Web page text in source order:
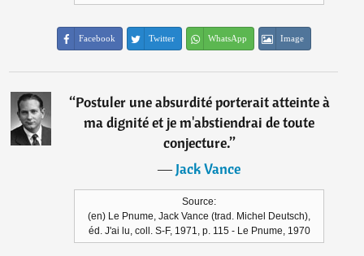
Facebook Twitter WhatsApp Image
“Postuler une absurdité porterait atteinte à
ma dignité et je m'abstiendrai de toute
conjecture.”
―Jack Vance
Source:
(en) Le Pnume, Jack Vance (trad. Michel Deutsch),
éd. J'ai lu, coll. S-F, 1971, p. 115 - Le Pnume, 1970